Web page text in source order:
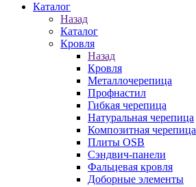
Каталог
Назад
Каталог
Кровля
Назад
Кровля
Металлочерепица
Профнастил
Гибкая черепица
Натуральная черепица
Композитная черепица
Плиты OSB
Сэндвич-панели
Фальцевая кровля
Доборные элементы